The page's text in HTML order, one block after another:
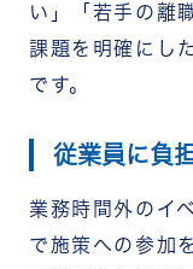
い」「若手の離
課題を明確にし
です。
従業員に負
業務時間外のイ
で施策への参加